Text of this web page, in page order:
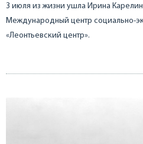
3 июля из жизни ушла Ирина
Международный центр социально-
«Леонтьевский центр».